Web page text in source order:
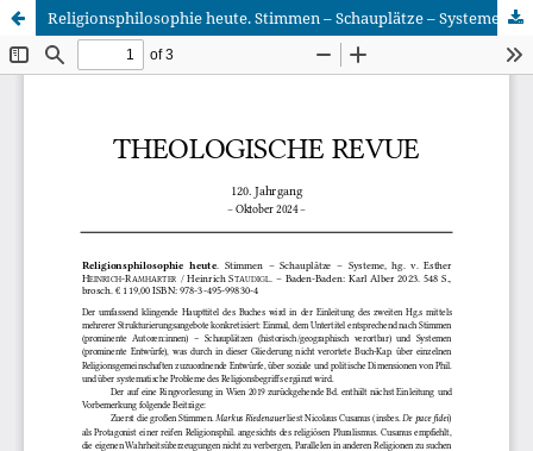
Religionsphilosophie heute. Stimmen – Schauplätze – Systeme, hg. v. Esther Heinrich-Ramharter / Heinrich Staudigl